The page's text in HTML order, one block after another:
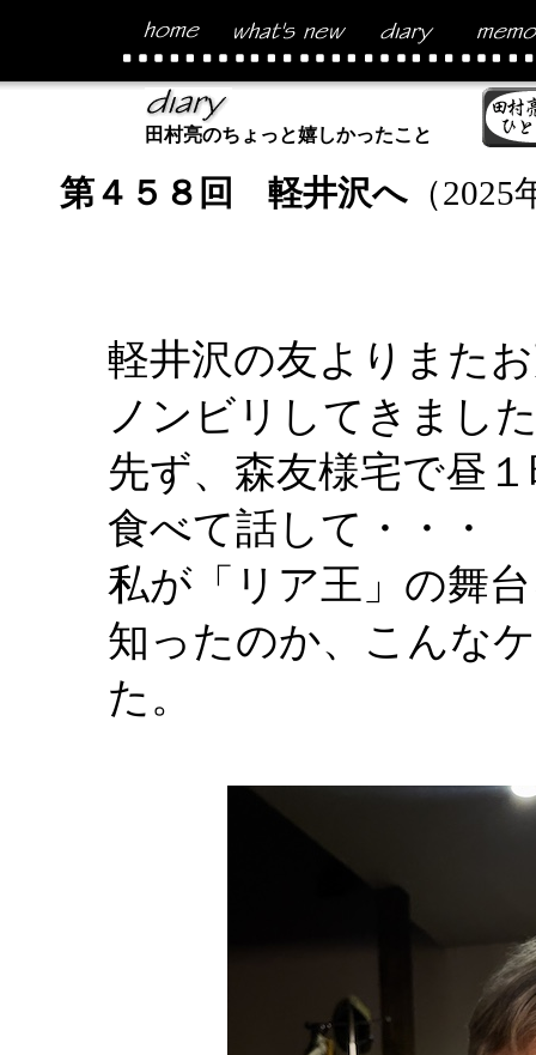
田村亮のちょっと嬉しかったこと
第４５８回 軽井沢へ （
軽井沢の友よりまた
ノンビリしてきまし
先ず、森友様宅で昼
食べて話して・・・
私が「リア王」の舞
知ったのか、こんな
た。